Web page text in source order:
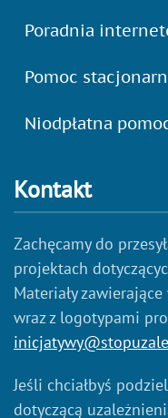
Poradnia
Pomoc
Niodpłatna
Kontakt
Zachęcamy do
projektach
Materiały
wraz z logotypami
Jeśli chciałbyś
dotyczącą